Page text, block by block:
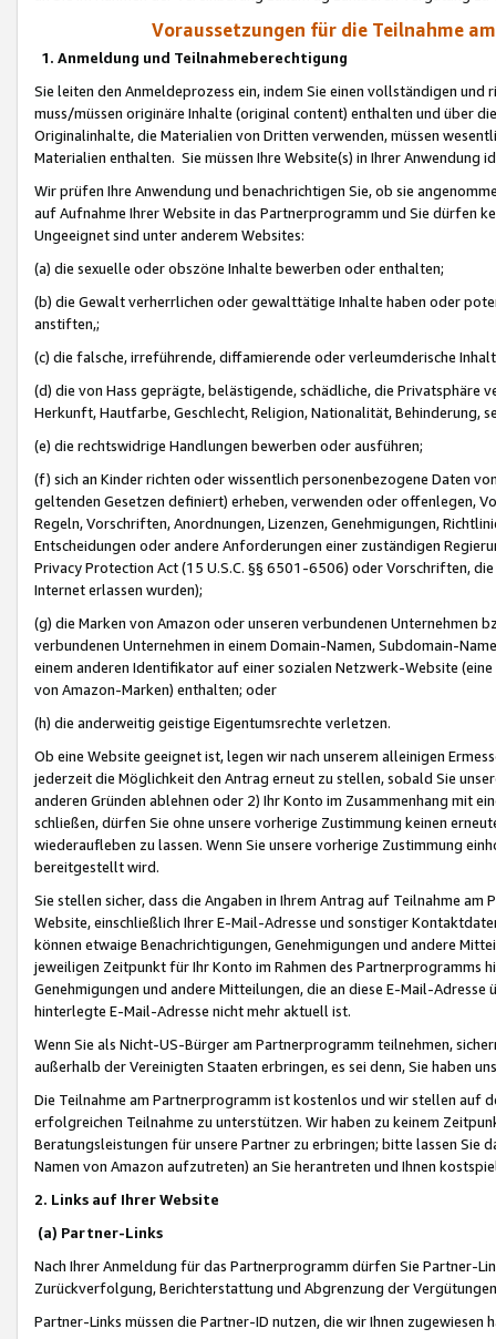
Voraussetzungen für die Teilnahme
1. Anmeldung und Teilnahmeberechtigung
Sie leiten den Anmeldeprozess ein, indem Sie einen vollständigen
muss/müssen originäre Inhalte (original content) enthalten und über
Originalinhalte, die Materialien von Dritten verwenden, müssen
Materialien enthalten. Sie müssen Ihre Website(s) in Ihrer Anwendung
Wir prüfen Ihre Anwendung und benachrichtigen Sie, ob sie
auf Aufnahme Ihrer Website in das Partnerprogramm und Sie dürfen
Ungeeignet sind unter anderem Websites:
(a) die sexuelle oder obszöne Inhalte bewerben oder enthalten;
(b) die Gewalt verherrlichen oder gewalttätige Inhalte haben oder
anstiften,;
(c) die falsche, irreführende, diffamierende oder verleumderische
(d) die von Hass geprägte, belästigende, schädliche, die Privatsphäre
Herkunft, Hautfarbe, Geschlecht, Religion, Nationalität, Behinderung,
(e) die rechtswidrige Handlungen bewerben oder ausführen;
(f) sich an Kinder richten oder wissentlich personenbezogene Daten
geltenden Gesetzen definiert) erheben, verwenden oder offenlegen,
Regeln, Vorschriften, Anordnungen, Lizenzen, Genehmigungen,
Entscheidungen oder andere Anforderungen einer zuständigen
Privacy Protection Act (15 U.S.C. §§ 6501-6506) oder Vorschriften,
Internet erlassen wurden);
(g) die Marken von Amazon oder unseren verbundenen Unternehmen
verbundenen Unternehmen in einem Domain-Namen, Subdomain-
einem anderen Identifikator auf einer sozialen Netzwerk-Website
von Amazon-Marken) enthalten; oder
(h) die anderweitig geistige Eigentumsrechte verletzen.
Ob eine Website geeignet ist, legen wir nach unserem alleinigen
jederzeit die Möglichkeit den Antrag erneut zu stellen, sobald Sie
anderen Gründen ablehnen oder 2) Ihr Konto im Zusammenhang mit
schließen, dürfen Sie ohne unsere vorherige Zustimmung keinen
wiederaufleben zu lassen. Wenn Sie unsere vorherige Zustimmung
bereitgestellt wird.
Sie stellen sicher, dass die Angaben in Ihrem Antrag auf Teilnahme
Website, einschließlich Ihrer E-Mail-Adresse und sonstiger
können etwaige Benachrichtigungen, Genehmigungen und andere
jeweiligen Zeitpunkt für Ihr Konto im Rahmen des Partnerprogramms
Genehmigungen und andere Mitteilungen, die an diese E-Mail-
hinterlegte E-Mail-Adresse nicht mehr aktuell ist.
Wenn Sie als Nicht-US-Bürger am Partnerprogramm teilnehmen,
außerhalb der Vereinigten Staaten erbringen, es sei denn, Sie haben
Die Teilnahme am Partnerprogramm ist kostenlos und wir stellen auf
erfolgreichen Teilnahme zu unterstützen. Wir haben zu keinem
Beratungsleistungen für unsere Partner zu erbringen; bitte lassen Sie
Namen von Amazon aufzutreten) an Sie herantreten und Ihnen
2. Links auf Ihrer Website
(a) Partner-Links
Nach Ihrer Anmeldung für das Partnerprogramm dürfen Sie Partner-
Zurückverfolgung, Berichterstattung und Abgrenzung der
Partner-Links müssen die Partner-ID nutzen, die wir Ihnen zugewiesen